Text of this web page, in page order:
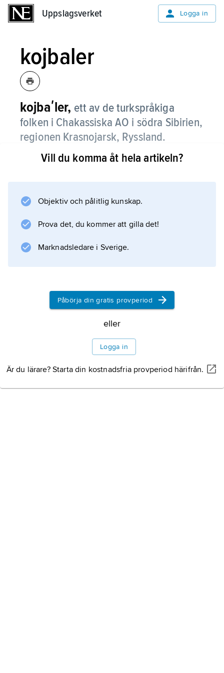
Uppslagsverket Logga in
kojbaler
kojbaʹler, ett av de turkspråkiga
folken i Chakassiska AO i södra Sibirien,
regionen Krasnojarsk, Ryssland.
Fram till revolutionen levde kojbalerna i
kristna under 1700-talet, men deras
maktfaktor i samhället.
Litteraturanvisning
Information om artikeln
Vill du komma åt hela artikeln?
Objektiv och pålitlig kunskap.
Prova det, du kommer att gilla det!
Marknadsledare i Sverige.
Påbörja din gratis provperiod
eller
Logga in
Är du lärare? Starta din kostnadsfria provperiod härifrån.